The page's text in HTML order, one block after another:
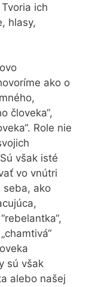
ich
hlasy,
ako o
človeka“,
Role nie
však isté
vo vnútri
seba, ako
sú však
alebo našej